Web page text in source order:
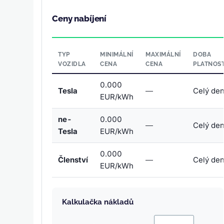
Ceny nabíjení
TYP
VOZIDLA
MINIMÁLNÍ
CENA
MAXIMÁLNÍ
CENA
DOBA
PLATNOSTI
Tesla
0.000
EUR/kWh
— Celý den
ne-
Tesla
0.000
EUR/kWh
— Celý den
Členství
0.000
EUR/kWh
— Celý den
Kalkulačka nákladů